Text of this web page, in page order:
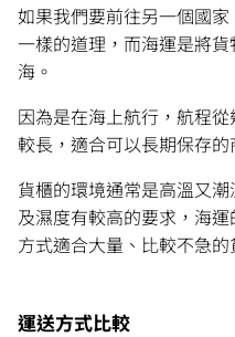
如果我們要前往另一個國
一樣的道理，而海運是將
海。
因為是在海上航行，航程
較長，適合可以長期保存的
貨櫃的環境通常是高溫又
及濕度有較高的要求，海
方式適合大量、比較不急
運送方式比較